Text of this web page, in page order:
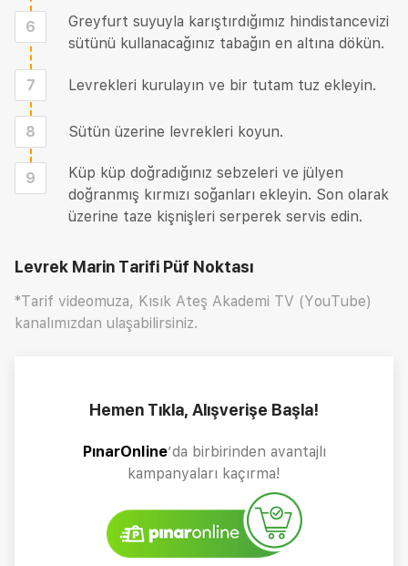
6
Greyfurt suyuyla karıştırdığımız hindistancevizi
sütünü kullanacağınız tabağın en altına dökün.
7 Levrekleri kurulayın ve bir tutam tuz ekleyin.
8 Sütün üzerine levrekleri koyun.
9
Küp küp doğradığınız sebzeleri ve jülyen
doğranmış kırmızı soğanları ekleyin. Son olarak
üzerine taze kişnişleri serperek servis edin.
Levrek Marin Tarifi Püf Noktası
*Tarif videomuza, Kısık Ateş Akademi TV (YouTube)
kanalımızdan ulaşabilirsiniz.
Hemen Tıkla, Alışverişe Başla!
PınarOnline’da birbirinden avantajlı
kampanyaları kaçırma!